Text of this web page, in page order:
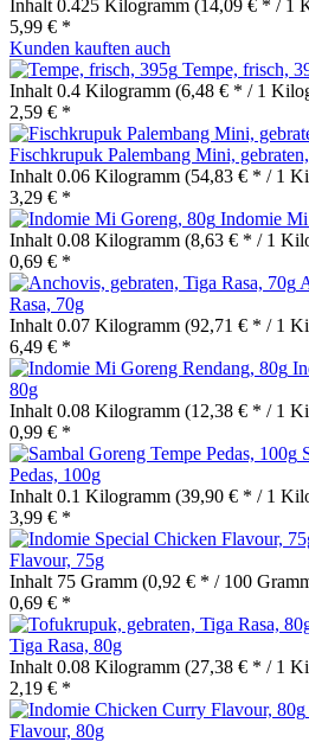
Inhalt 0.425 Kilogramm (14,09 € * / 1
5,99 € *
Kunden kauften auch
Tempe, frisch,
Inhalt 0.4 Kilogramm (6,48 € * / 1
2,59 € *
Fischkrupuk Palembang Mini,
Inhalt 0.06 Kilogramm (54,83 € * / 1
3,29 € *
Indomie
Inhalt 0.08 Kilogramm (8,63 € * / 1
0,69 € *
Rasa, 70g
Inhalt 0.07 Kilogramm (92,71 € * / 1
6,49 € *
80g
Inhalt 0.08 Kilogramm (12,38 € * / 1
0,99 € *
Pedas, 100g
Inhalt 0.1 Kilogramm (39,90 € * / 1
3,99 € *
Flavour, 75g
Inhalt 75 Gramm (0,92 € * / 100
0,69 € *
Tiga Rasa, 80g
Inhalt 0.08 Kilogramm (27,38 € * / 1
2,19 € *
Flavour, 80g